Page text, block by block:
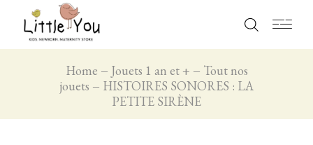
Home Jouets 1 an et +
Tout nos
jouets
HISTOIRES SONORES : LA
PETITE SIRÈNE